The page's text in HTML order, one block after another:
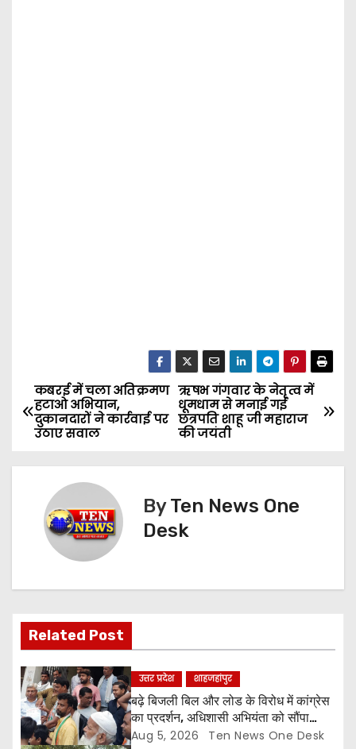
P
o
s
v
g
a
t
ऋषभ गंगवार के नेतृत्व में
धूमधाम से मनाई गई
छत्रपति शाहू जी महाराज
की जयंती
कबरई में चला अतिक्रमण
हटाओ अभियान,
दुकानदारों ने कार्रवाई पर
उठाए सवाल
ByTen News One
Desk
Related Post
उत्तर प्रदेश शाहजहांपुर
बढ़े बिजली बिल और लोड के विरोध में कांग्रेस
का प्रदर्शन, अधिशासी अभियंता को सौंपा
ज्ञापन
Aug 5, 2026 Ten News One Desk